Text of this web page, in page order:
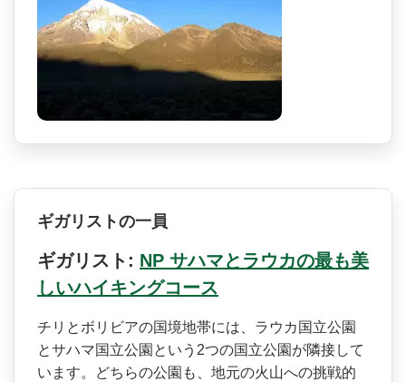
ギガリストの一員
ギガリスト: NP サハマとラウカの最も美
しいハイキングコース
チリとボリビアの国境地帯に­は、ラウカ国立公園
とサハマ国立公園という2つの国­立公園が隣接して
います。どちらの公園も、地元の火­山への挑戦的